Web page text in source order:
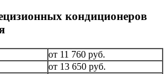
кондиционеров
от 11 760 руб.
от 13 650 руб.